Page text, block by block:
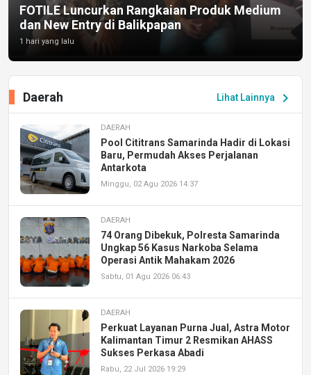
FOTILE Luncurkan Rangkaian Produk Medium
dan New Entry di Balikpapan
1 hari yang lalu
Lihat Lainnya chevron_right
Daerah
DAERAH
Pool Cititrans Samarinda Hadir di Lokasi
Baru, Permudah Akses Perjalanan
Antarkota
Minggu, 02 Agu 2026 14:37
DAERAH
74 Orang Dibekuk, Polresta Samarinda
Ungkap 56 Kasus Narkoba Selama
Operasi Antik Mahakam 2026
Sabtu, 01 Agu 2026 06:43
DAERAH
Perkuat Layanan Purna Jual, Astra Motor
Kalimantan Timur 2 Resmikan AHASS
Sukses Perkasa Abadi
Rabu, 22 Jul 2026 19:29